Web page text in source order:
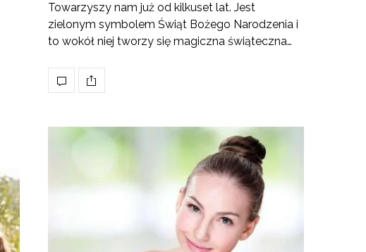
Towarzyszy nam już od kilkuset lat. Jest
zielonym symbolem Świąt Bożego Narodzenia i
to wokół niej tworzy się magiczna świąteczna…